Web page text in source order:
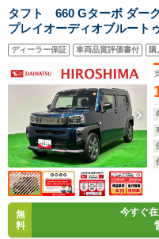
タフト 660 Gターボ ダー
プレイオーディオブルー
ー 盗難防止装置 安全ボ
ビーム シートヒータ キ
イト アルミホイール タ
ディーラー保証 車両品質評価書付 購
無
料
今すぐ